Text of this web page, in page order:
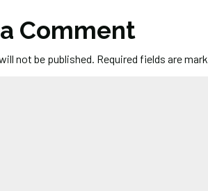
Comment
not be published. Required fields are